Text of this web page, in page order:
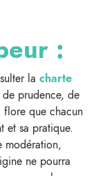
:
la charte
prudence, de
que chacun
et sa pratique.
modération,
ne pourra